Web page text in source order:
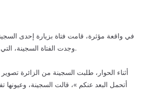
في واقعة مؤثرة، قامت فتاة بزيارة إحدى
وجدت الفتاة السجينة، التي تقضي عقوبتها بعيداً عن أهلها، وهي تحمل في عينيها مزيجاً من الاشتياق والألم.
أثناء الحوار، طلبت السجينة من الزائرة
أتحمل البعد عنكم »، قالت السجينة،